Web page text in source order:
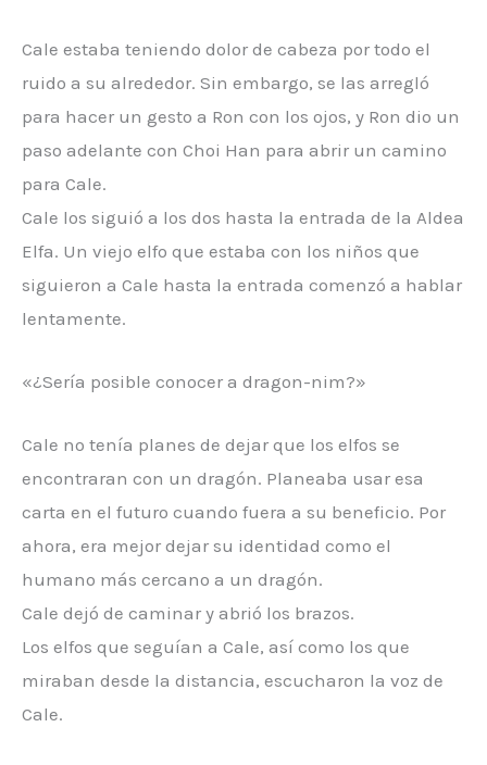
Cale estaba teniendo dolor de cabeza por todo el
ruido a su alrededor. Sin embargo, se las arregló
para hacer un gesto a Ron con los ojos, y Ron dio un
paso adelante con Choi Han para abrir un camino
para Cale.
Cale los siguió a los dos hasta la entrada de la Aldea
Elfa. Un viejo elfo que estaba con los niños que
siguieron a Cale hasta la entrada comenzó a hablar
lentamente.
«¿Sería posible conocer a dragon-nim?»
Cale no tenía planes de dejar que los elfos se
encontraran con un dragón. Planeaba usar esa
carta en el futuro cuando fuera a su beneficio. Por
ahora, era mejor dejar su identidad como el
humano más cercano a un dragón.
Cale dejó de caminar y abrió los brazos.
Los elfos que seguían a Cale, así como los que
miraban desde la distancia, escucharon la voz de
Cale.